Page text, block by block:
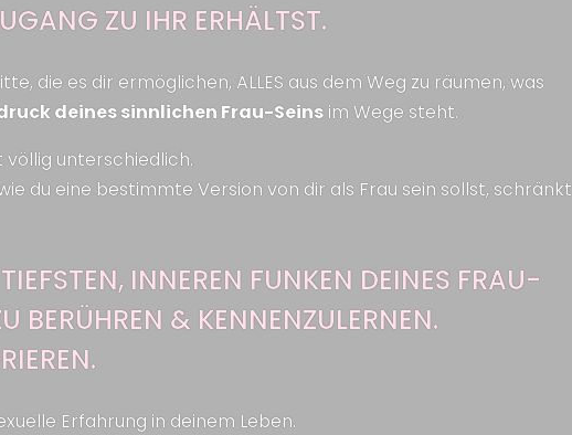
ZU IHR ERHÄLTST.
die es dir ermöglichen, ALLES aus dem Weg zu räumen, was
deines sinnlichen Frau-Seins im Wege steht.
völlig unterschiedlich.
du eine bestimmte Version von dir als Frau sein sollst, schränkt
INNEREN FUNKEN DEINES FRAU-
BERÜHREN & KENNENZULERNEN.
Erfahrung in deinem Leben.